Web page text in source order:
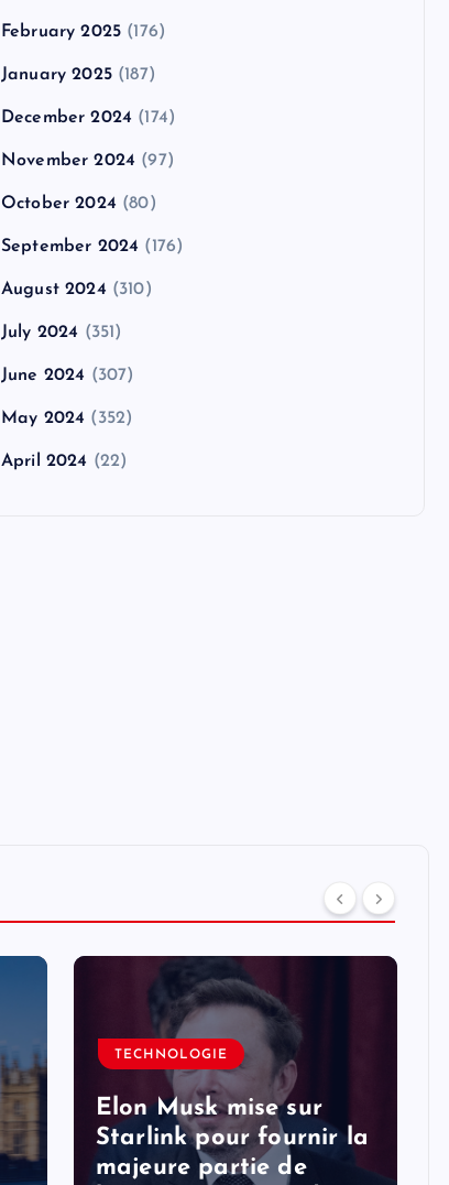
February 2025 (176)
January 2025(187)
December 2024 (174)
November 2024 (97)
October 2024 (80)
September 2024 (176)
August 2024 (310)
July 2024 (351)
June 2024 (307)
May 2024 (352)
April 2024 (22)
TECHNOLOGIE
Elon Musk mise sur
Starlink pour fournir la
majeure partie de